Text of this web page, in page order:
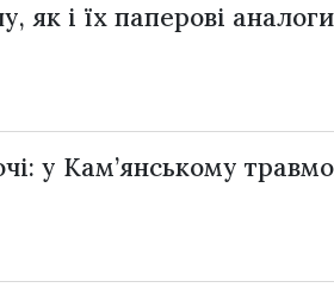
і їх паперові
у Кам’янському